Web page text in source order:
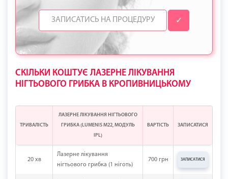
✓
СКІЛЬКИ КОШТУЄ ЛАЗЕРНЕ ЛІКУВАННЯ
НІГТЬОВОГО ГРИБКА В КРОПИВНИЦЬКОМУ
20 хв
Лазерне лікування
нігтьового грибка (1 ніготь)
700 грн ЗАПИСАТИСЯ
ТРИВАЛІСТЬ
ЛАЗЕРНЕ ЛІКУВАННЯ НІГТЬОВОГО
ГРИБКА (LUMENIS M22, МОДУЛЬ
IPL)
ВАРТІСТЬ ЗАПИСАТИСЯ